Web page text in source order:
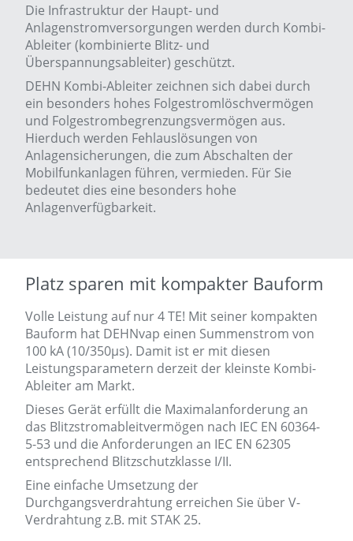
Die Infrastruktur der Haupt- und
Anlagenstromversorgungen werden durch Kombi-
Ableiter (kombinierte Blitz- und
Überspannungsableiter) geschützt.
DEHN Kombi-Ableiter zeichnen sich dabei durch
ein besonders hohes Folgestromlöschvermögen
und Folgestrombegrenzungsvermögen aus.
Hierduch werden Fehlauslösungen von
Anlagensicherungen, die zum Abschalten der
Mobilfunkanlagen führen, vermieden. Für Sie
bedeutet dies eine besonders hohe
Anlagenverfügbarkeit.
Platz sparen mit kompakter Bauform
Volle Leistung auf nur 4 TE! Mit seiner kompakten
Bauform hat DEHNvap einen Summenstrom von
100 kA (10/350µs). Damit ist er mit diesen
Leistungsparametern derzeit der kleinste Kombi-
Ableiter am Markt.
Dieses Gerät erfüllt die Maximalanforderung an
das Blitzstromableitvermögen nach IEC EN 60364-
5-53 und die Anforderungen an IEC EN 62305
entsprechend Blitzschutzklasse I/II.
Eine einfache Umsetzung der
Durchgangsverdrahtung erreichen Sie über V-
Verdrahtung z.B. mit STAK 25.